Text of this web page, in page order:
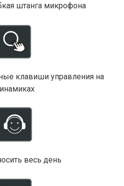
штанга микрофона
клавиши управления на
весь день